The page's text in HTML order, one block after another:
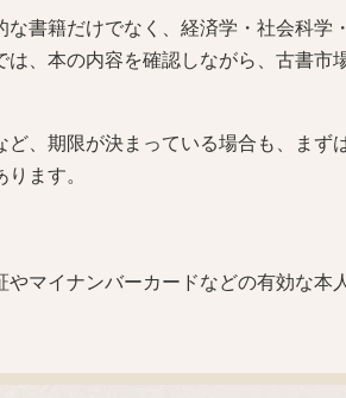
書籍だけでなく、経済学・社会科学
、本の内容を確認しながら、古書市
、期限が決まっている場合も、まず
ます。
マイナンバーカードなどの有効な本